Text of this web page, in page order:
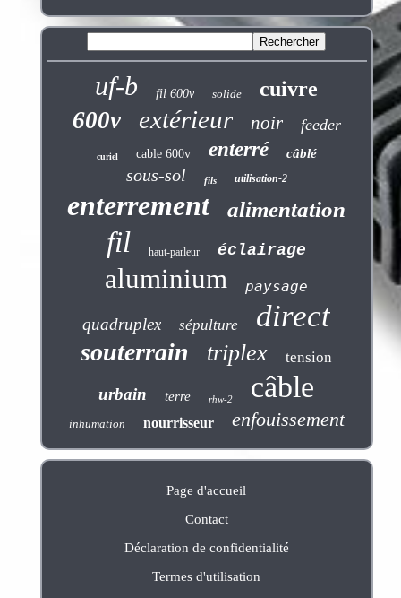
uf-b fil 600v solide cuivre
600v extérieur noir feeder
curiel cable 600v enterré câblé
sous-sol fils utilisation-2
enterrement alimentation
fil haut-parleur éclairage
aluminium paysage
quadruplex sépulture direct
souterrain triplex tension
urbain terre rhw-2 câble
inhumation nourrisseur enfouissement
Page d'accueil
Contact
Déclaration de confidentialité
Termes d'utilisation